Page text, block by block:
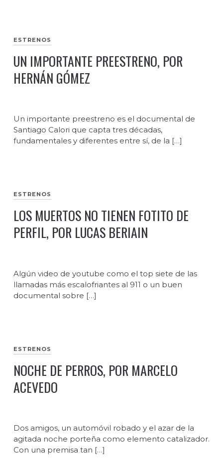
ESTRENOS
UN IMPORTANTE PREESTRENO, POR
HERNÁN GÓMEZ
Un importante preestreno es el documental de
Santiago Calori que capta tres décadas,
fundamentales y diferentes entre sí, de la […]
ESTRENOS
LOS MUERTOS NO TIENEN FOTITO DE
PERFIL, POR LUCAS BERIAIN
Algún video de youtube como el top siete de las
llamadas más escalofriantes al 911 o un buen
documental sobre […]
ESTRENOS
NOCHE DE PERROS, POR MARCELO
ACEVEDO
Dos amigos, un automóvil robado y el azar de la
agitada noche porteña como elemento catalizador.
Con una premisa tan […]